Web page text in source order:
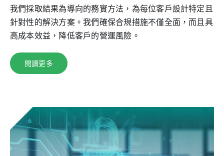
我們採取結果為導向的務實方法，為每位客戶設計特定且
針對性的解決方案。我們確保合規措施不僅全面，而且具
高成本效益，降低客戶的營運風險。
閱讀更多